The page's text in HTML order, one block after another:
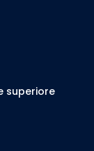
superiore